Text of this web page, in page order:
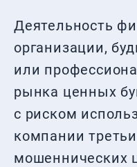
Деятельность
организации,
или
рынка ценных
с риском
компании
мошеннических